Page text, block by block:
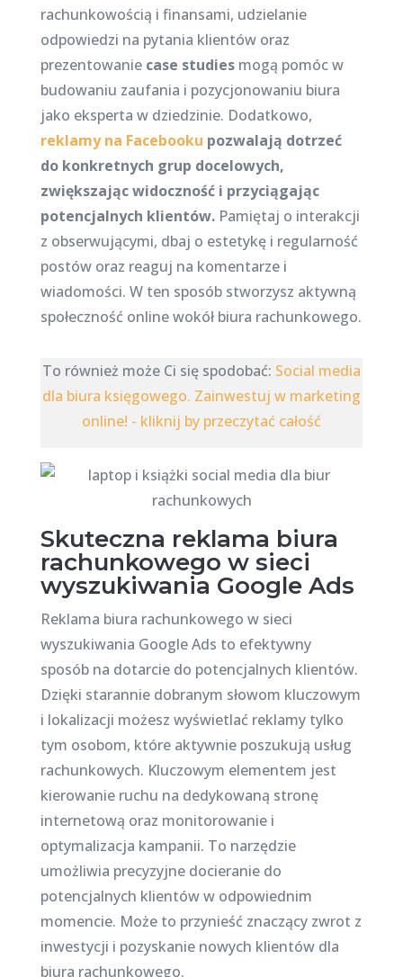
rachunkowością i finansami, udzielanie
odpowiedzi na pytania klientów oraz
prezentowanie case studiesmogą pomóc w
budowaniu zaufania i pozycjonowaniu biura
jako eksperta w dziedzinie. Dodatkowo,
reklamy na Facebooku pozwalają dotrzeć
do konkretnych grup docelowych,
zwiększając widoczność i przyciągając
potencjalnych klientów.Pamiętaj o interakcji
z obserwującymi, dbaj o estetykę i regularność
postów oraz reaguj na komentarze i
wiadomości. W ten sposób stworzysz aktywną
społeczność online wokół biura rachunkowego.
To również może Ci się spodobać: Social media
dla biura księgowego. Zainwestuj w marketing
online! - kliknij by przeczytać całość
Skuteczna reklama biura
rachunkowego w sieci
wyszukiwania Google Ads
Reklama biura rachunkowego w sieci
wyszukiwania Google Ads to efektywny
sposób na dotarcie do potencjalnych klientów.
Dzięki starannie dobranym słowom kluczowym
i lokalizacji możesz wyświetlać reklamy tylko
tym osobom, które aktywnie poszukują usług
rachunkowych. Kluczowym elementem jest
kierowanie ruchu na dedykowaną stronę
internetową oraz monitorowanie i
optymalizacja kampanii. To narzędzie
umożliwia precyzyjne docieranie do
potencjalnych klientów w odpowiednim
momencie. Może to przynieść znaczący zwrot z
inwestycji i pozyskanie nowych klientów dla
biura rachunkowego.